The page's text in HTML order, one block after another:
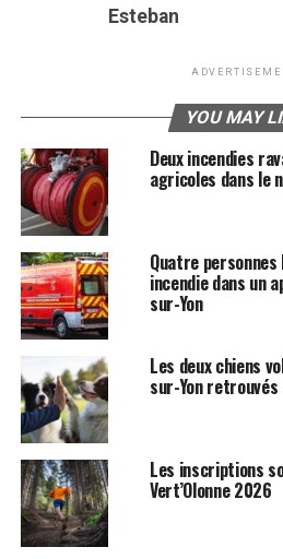
Esteban
YOU MAY
Deux incendies
agricoles dans le
Quatre
incendie dans un
sur-Yon
Les deux chiens
sur-Yon
Les inscriptions
Vert’Olonne 2026